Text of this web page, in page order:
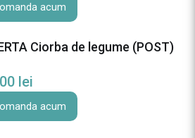
acum
Ciorba de legume (POST)
lei
acum